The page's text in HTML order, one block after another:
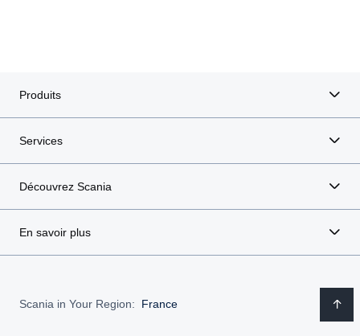
Produits
Services
Découvrez Scania
En savoir plus
Scania in Your Region: France